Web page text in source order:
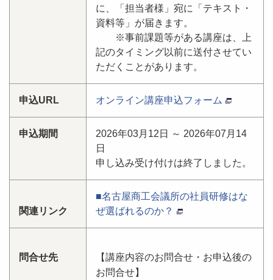
に、「担当者様」宛に「テキスト・
資料等」が届きます。
※事前課題等がある講座は、上
記のタイミング以前に送付させてい
ただくことがあります。
申込URL オンライン講座申込フォーム
申込期間
2026年03月12日 ～ 2026年07月14
日
申し込み受け付けは終了しました。
関連リンク
■名古屋商工会議所の社員研修はな
ぜ選ばれるのか？
問合せ先
【講座内容のお問合せ・お申込後の
お問合せ】